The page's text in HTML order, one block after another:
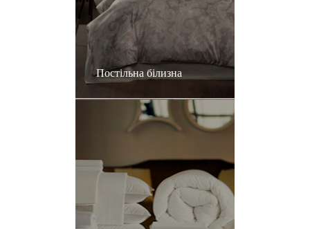
Постільна білизна